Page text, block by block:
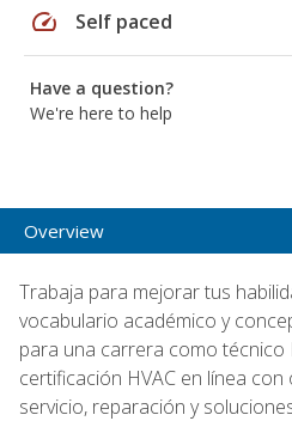
speed Self paced
Have a question?
We're here to help
Overview
Trabaja para mejorar tus
vocabulario académico y
para una carrera como técnico
certificación HVAC en línea
servicio, reparación y